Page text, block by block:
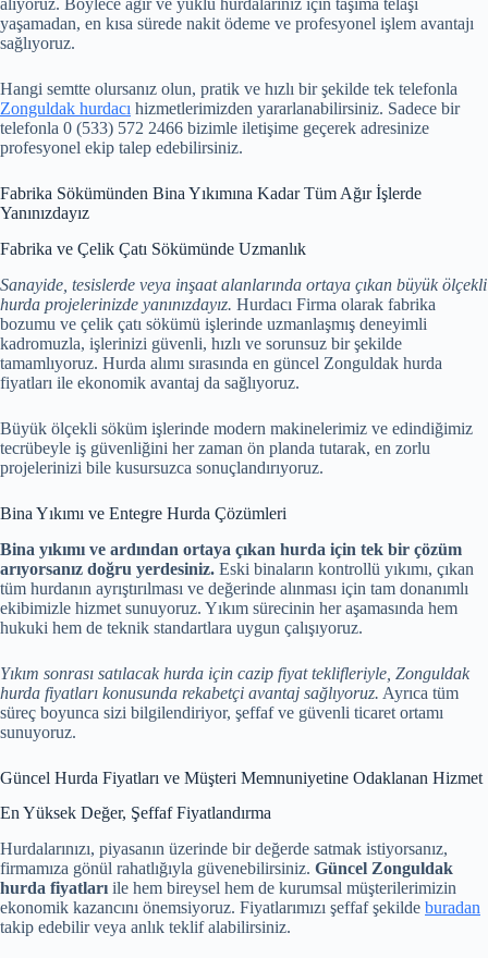
alıyoruz. Böylece ağır ve yüklü hurdalarınız için taşıma telaşı
yaşamadan, en kısa sürede nakit ödeme ve profesyonel işlem avantajı
sağlıyoruz.
Hangi semtte olursanız olun, pratik ve hızlı bir şekilde tek telefonla
Zonguldak hurdacı hizmetlerimizden yararlanabilirsiniz. Sadece bir
telefonla 0 (533) 572 2466 bizimle iletişime geçerek adresinize
profesyonel ekip talep edebilirsiniz.
Fabrika Sökümünden Bina Yıkımına Kadar Tüm Ağır İşlerde
Yanınızdayız
Fabrika ve Çelik Çatı Sökümünde Uzmanlık
Sanayide, tesislerde veya inşaat alanlarında ortaya çıkan büyük ölçekli
hurda projelerinizde yanınızdayız. Hurdacı Firma olarak fabrika
bozumu ve çelik çatı sökümü işlerinde uzmanlaşmış deneyimli
kadromuzla, işlerinizi güvenli, hızlı ve sorunsuz bir şekilde
tamamlıyoruz. Hurda alımı sırasında en güncel Zonguldak hurda
fiyatları ile ekonomik avantaj da sağlıyoruz.
Büyük ölçekli söküm işlerinde modern makinelerimiz ve edindiğimiz
tecrübeyle iş güvenliğini her zaman ön planda tutarak, en zorlu
projelerinizi bile kusursuzca sonuçlandırıyoruz.
Bina Yıkımı ve Entegre Hurda Çözümleri
Bina yıkımı ve ardından ortaya çıkan hurda için tek bir çözüm
arıyorsanız doğru yerdesiniz. Eski binaların kontrollü yıkımı, çıkan
tüm hurdanın ayrıştırılması ve değerinde alınması için tam donanımlı
ekibimizle hizmet sunuyoruz. Yıkım sürecinin her aşamasında hem
hukuki hem de teknik standartlara uygun çalışıyoruz.
Yıkım sonrası satılacak hurda için cazip fiyat teklifleriyle, Zonguldak
hurda fiyatları konusunda rekabetçi avantaj sağlıyoruz. Ayrıca tüm
süreç boyunca sizi bilgilendiriyor, şeffaf ve güvenli ticaret ortamı
sunuyoruz.
Güncel Hurda Fiyatları ve Müşteri Memnuniyetine Odaklanan Hizmet
En Yüksek Değer, Şeffaf Fiyatlandırma
Hurdalarınızı, piyasanın üzerinde bir değerde satmak istiyorsanız,
firmamıza gönül rahatlığıyla güvenebilirsiniz. Güncel Zonguldak
hurda fiyatları ile hem bireysel hem de kurumsal müşterilerimizin
ekonomik kazancını önemsiyoruz. Fiyatlarımızı şeffaf şekilde buradan
takip edebilir veya anlık teklif alabilirsiniz.